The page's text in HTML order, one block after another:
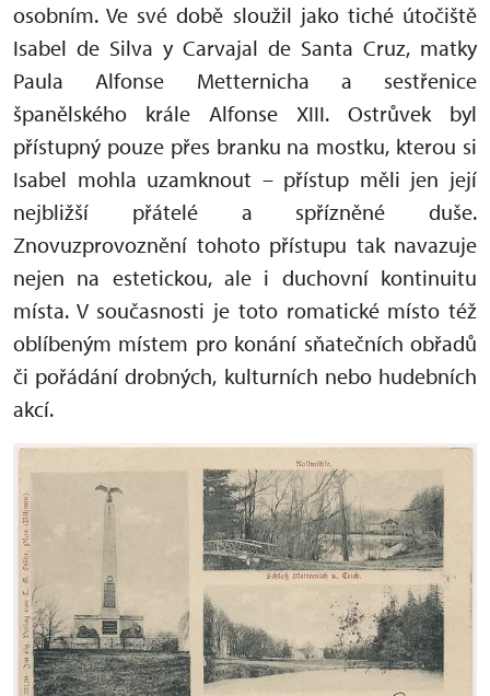
osobním. Ve své době sloužil jako tiché útočiště
Isabel de Silva y Carvajal de Santa Cruz, matky
Paula Alfonse Metternicha a sestřenice
španělského krále Alfonse XIII. Ostrůvek byl
přístupný pouze přes branku na mostku, kterou si
Isabel mohla uzamknout – přístup měli jen její
nejbližší přátelé a spřízněné duše.
Znovuzprovoznění tohoto přístupu tak navazuje
nejen na estetickou, ale i duchovní kontinuitu
místa. V současnosti je toto romatické místo též
oblíbeným místem pro konání sňatečních obřadů
či pořádání drobných, kulturních nebo hudebních
akcí.